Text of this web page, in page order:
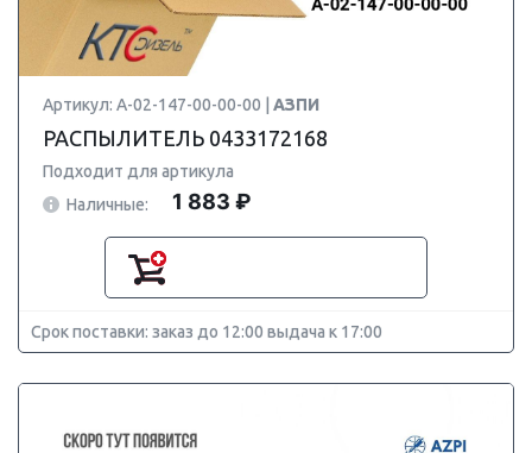
Артикул: А-02-147-00-00-00 | АЗПИ
РАСПЫЛИТЕЛЬ 0433172168
Подходит для артикула
Наличные:
1 883 ₽
Срок поставки: заказ до 12:00 выдача к 17:00